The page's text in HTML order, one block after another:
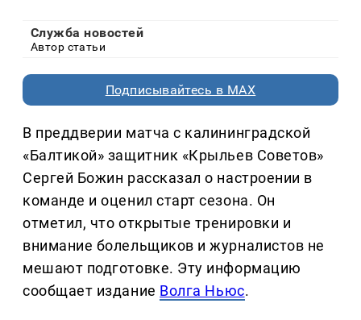
Служба новостей
Автор статьи
Подписывайтесь в MAX
В преддверии матча с калининградской
«Балтикой» защитник «Крыльев Советов»
Сергей Божин рассказал о настроении в
команде и оценил старт сезона. Он
отметил, что открытые тренировки и
внимание болельщиков и журналистов не
мешают подготовке. Эту информацию
сообщает издание Волга Ньюс.